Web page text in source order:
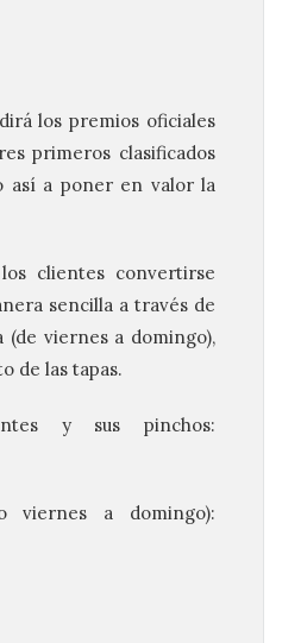
los premios oficiales
primeros clasificados
así a poner en valor la
clientes convertirse
sencilla a través de
viernes a domingo),
de las tapas.
y sus pinchos:
viernes a domingo):